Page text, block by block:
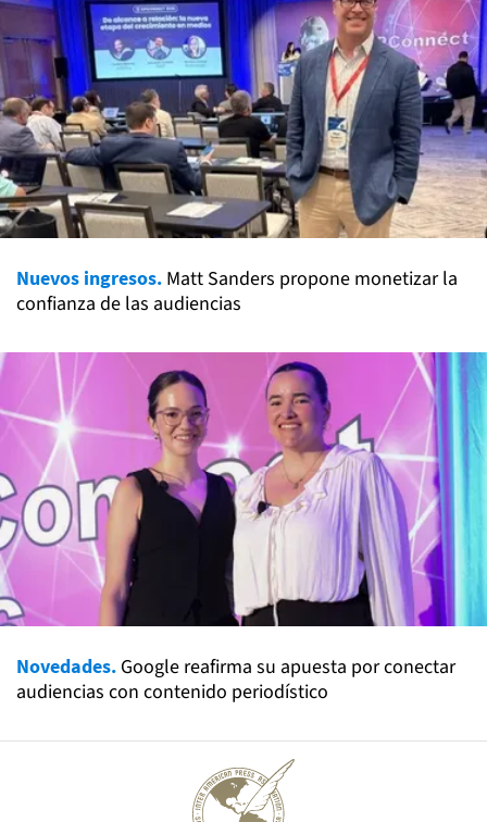
Nuevos ingresos. Matt Sanders propone monetizar la
confianza de las audiencias
Novedades. Google reafirma su apuesta por conectar
audiencias con contenido periodístico